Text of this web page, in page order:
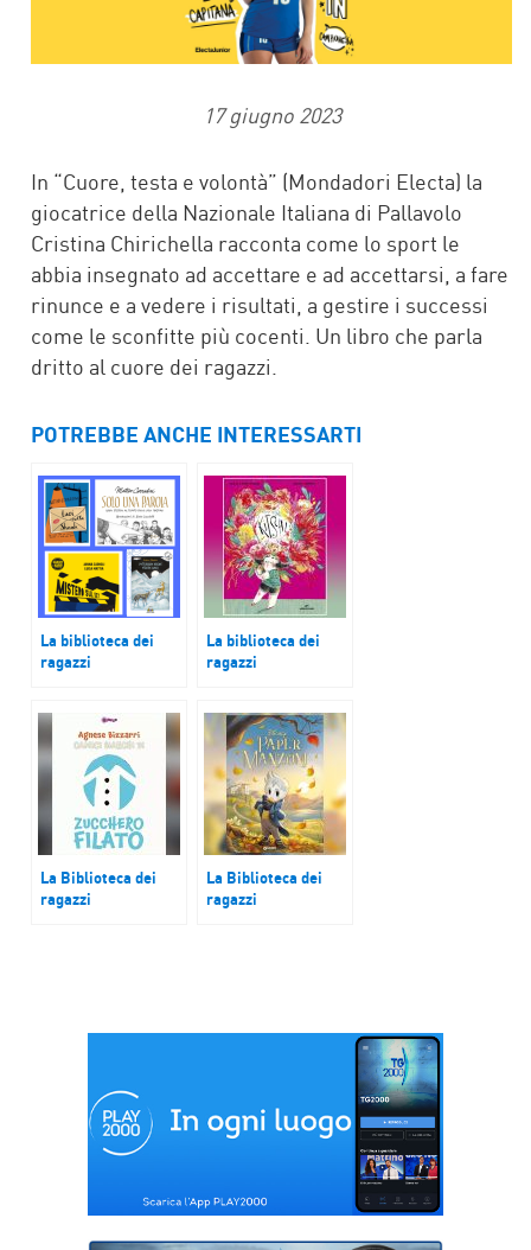
17 giugno 2023
In “Cuore, testa e volontà” (Mondadori Electa) la
giocatrice della Nazionale Italiana di Pallavolo
Cristina Chirichella racconta come lo sport le
abbia insegnato ad accettare e ad accettarsi, a fare
rinunce e a vedere i risultati, a gestire i successi
come le sconfitte più cocenti. Un libro che parla
dritto al cuore dei ragazzi.
POTREBBE ANCHE INTERESSARTI
La biblioteca dei
ragazzi
La biblioteca dei
ragazzi
La Biblioteca dei
ragazzi
La Biblioteca dei
ragazzi